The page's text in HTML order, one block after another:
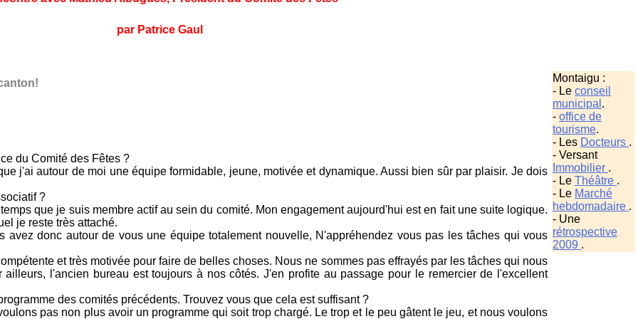
par Patrice Gaul
du Comité des Fêtes ?
j'ai autour de moi une équipe formidable, jeune, motivée et dynamique. Aussi bien sûr par plaisir. Je dois
?
que je suis membre actif au sein du comité. Mon engagement aujourd'hui est en fait une suite logique.
je reste très attaché.
avez donc autour de vous une équipe totalement nouvelle, N'appréhendez vous pas les tâches qui vous
et très motivée pour faire de belles choses. Nous ne sommes pas effrayés par les tâches qui nous
l'ancien bureau est toujours à nos côtés. J'en profite au passage pour le remercier de l'excellent
des comités précédents. Trouvez vous que cela est suffisant ?
pas non plus avoir un programme qui soit trop chargé. Le trop et le peu gâtent le jeu, et nous voulons
Montaigu :
- Le conseil
municipal .
- office de
tourisme.
- Les Docteurs .
- Versant
Immobilier .
- Le Théâtre .
- Le Marché
hebdomadaire .
- Une
rétrospective
2009 .